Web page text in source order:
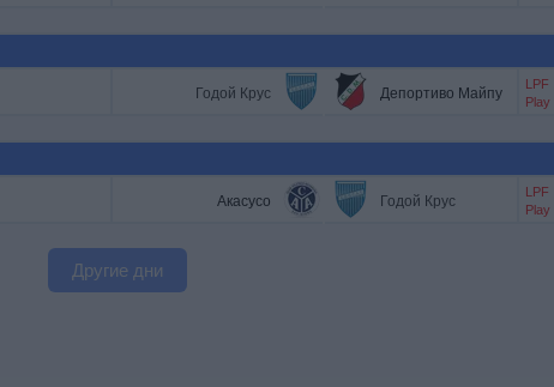
Годой Крус Депортиво Майпу
LPF
Play
Акасусо Годой Крус
LPF
Play
Другие дни